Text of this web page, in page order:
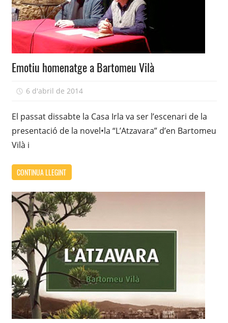
Emotiu homenatge a Bartomeu Vilà
6 d'abril de 2014
El passat dissabte la Casa Irla va ser l’escenari de la
presentació de la novel•la “L’Atzavara” d’en Bartomeu
Vilà i
CONTINUA LLEGINT